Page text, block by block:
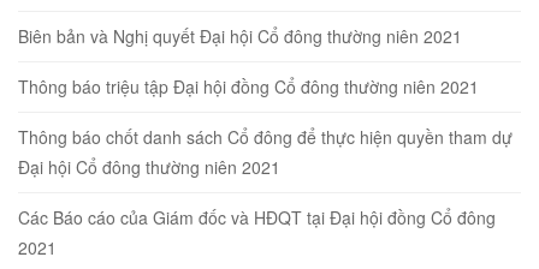
Biên bản và Nghị quyết Đại hội Cổ đông thường niên 2021
Thông báo triệu tập Đại hội đồng Cổ đông thường niên 2021
Thông báo chốt danh sách Cổ đông để thực hiện quyền tham dự
Đại hội Cổ đông thường niên 2021
Các Báo cáo của Giám đốc và HĐQT tại Đại hội đồng Cổ đông
2021